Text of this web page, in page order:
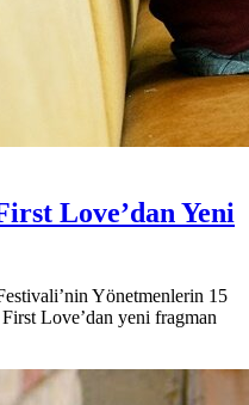
Love’dan Yeni
Yönetmenlerin 15
Love’dan yeni fragman